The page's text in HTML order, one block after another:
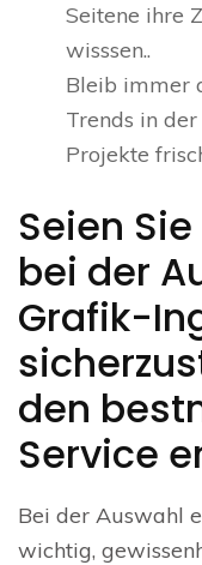
Seitene ihre
wisssen..
Bleib immer
Trends in
Projekte
Seien
bei der
Grafik-
den
Service
Bei der Auswahl
wichtig,